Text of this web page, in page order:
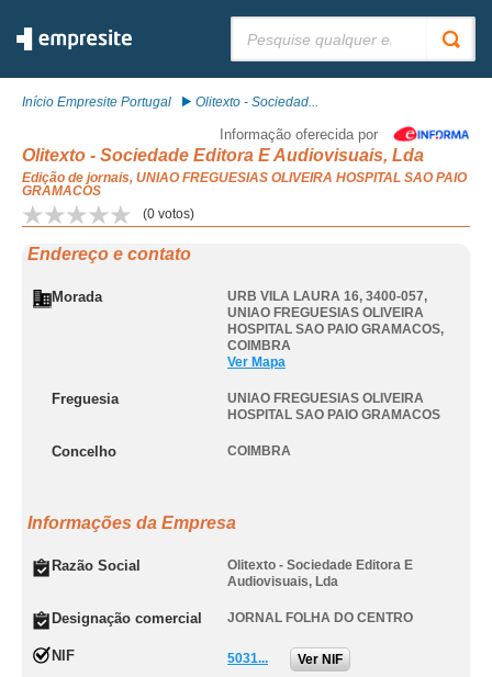
Início Empresite Portugal Olitexto - Sociedad...
Informação oferecida por
Olitexto - Sociedade Editora E Audiovisuais, Lda
Edição de jornais, UNIAO FREGUESIAS OLIVEIRA HOSPITAL SAO PAIO
GRAMACOS
(0 votos)
Endereço e contato
Morada URB VILA LAURA 16, 3400-057,
UNIAO FREGUESIAS OLIVEIRA
HOSPITAL SAO PAIO GRAMACOS,
COIMBRA
Ver Mapa
Freguesia
UNIAO FREGUESIAS OLIVEIRA
HOSPITAL SAO PAIO GRAMACOS
Concelho COIMBRA
Informações da Empresa
Razão Social
Olitexto - Sociedade Editora E
Audiovisuais, Lda
Designação comercial JORNAL FOLHA DO CENTRO
NIF 5031... Ver NIF